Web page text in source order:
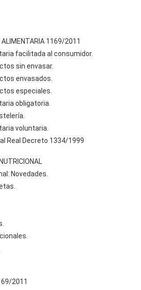
ALIMENTARIA 1169/2011
facilitada al consumidor.
sin envasar.
envasados.
especiales.
obligatoria.
voluntaria.
Real Decreto 1334/1999
Novedades.
2011